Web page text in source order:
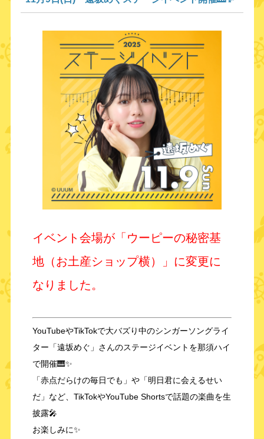
イベント会場が「ウーピーの秘密基
地（お土産ショップ横）」に変更に
なりました。
YouTubeやTikTokで大バズり中のシンガーソングライ
ター「遠坂めぐ」さんのステージイベントを那須ハイ
で開催🎹✨
「赤点だらけの毎日でも」や「明日君に会えるせい
だ」など、TikTokやYouTube Shortsで話題の楽曲を生
披露🎤
お楽しみに✨